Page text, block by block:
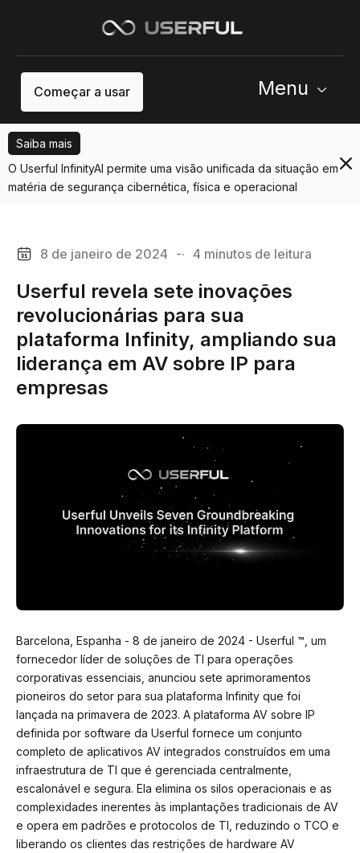
Começar a usar Menu
Saiba mais
O Userful InfinityAI permite uma visão unificada da situação em
matéria de segurança cibernética, física e operacional
8 de janeiro de 2024 -· 4 minutos de leitura
Userful revela sete inovações
revolucionárias para sua
plataforma Infinity, ampliando sua
liderança em AV sobre IP para
empresas
Barcelona, Espanha - 8 de janeiro de 2024 - Userful ™, um
fornecedor líder de soluções de TI para operações
corporativas essenciais, anunciou sete aprimoramentos
pioneiros do setor para sua plataforma Infinity que foi
lançada na primavera de 2023. A plataforma AV sobre IP
definida por software da Userful fornece um conjunto
completo de aplicativos AV integrados construídos em uma
infraestrutura de TI que é gerenciada centralmente,
escalonável e segura. Ela elimina os silos operacionais e as
complexidades inerentes às implantações tradicionais de AV
e opera em padrões e protocolos de TI, reduzindo o TCO e
liberando os clientes das restrições de hardware AV